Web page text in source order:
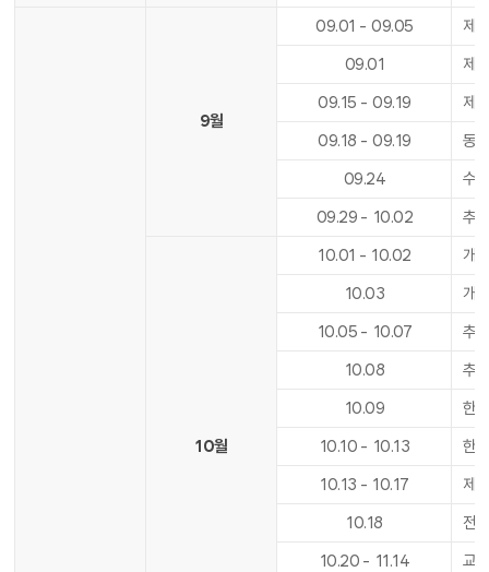
9월
09.01 - 09.05
제2
09.01
제2
09.15 - 09.19
제2
09.18 - 09.19
동
09.24
수
09.29 - 10.02 추
10월
10.01 - 10.02
개
10.03
개
10.05 - 10.07
추
10.08
추
10.09
한
10.10 - 10.13
한
10.13 - 10.17
제2
10.18
전
10.20 - 11.14
교